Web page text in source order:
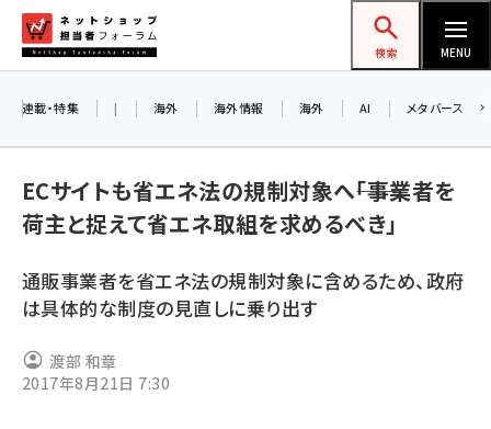
ン
ネットショップ担当者フォーラム
検索 MENU
yahoo (1907)
ecbeing (1211)
連載・特集 | 海外 海外情報 海外 AI メタバース
ECサイトも省エネ法の規制対象へ――「事業者を
荷主と捉えて省エネ取組を求めるべき」
通販事業者を省エネ法の規制対象に含めるため、政府
は具体的な制度の見直しに乗り出す
渡部 和章
2017年8月21日 7:30
お知らせ
AIが
アル
8/26（